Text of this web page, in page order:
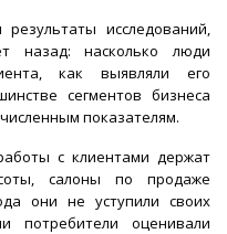
исследований,
назад: насколько люди
как выявляли его
сегментов бизнеса
показателям.
с клиентами держат
салоны по продаже
они не уступили своих
потребители оценивали